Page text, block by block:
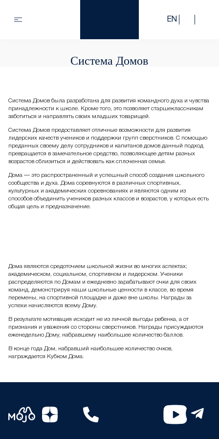
EN
Система Домов
Система Домов была разработана для развития командного духа и чувства
принадлежности к школе. Кроме того, это позволяет старшеклассникам
заботиться и направлять своих младших товарищей.
Система Домов предоставляет отличные возможности для развития
лидерских качеств учеников и поддержки групп сверстников. С помощью
преданных своему делу сотрудников и капитанов домов данный подход
превращается в замечательное средство, позволяющее детям разных
возрастов сблизиться и действовать как сплоченная семья.
Дома — это распространенный и успешный способ создания школьного
сообщества и духа. Дома соревнуются в различных спортивных,
культурных и академических соревнованиях и являются одним из
способов объединить учеников разных классов и возрастов, у которых есть
общая цель и предназначение.
Дома являются средоточием школьной жизни во многих аспектах;
академическом, социальном, спортивном и лидерском. Ученики
распределяются по Домам и ежедневно зарабатывают очки для своих
команд, демонстрируя наши школьные ценности в классе, во время
перемены, на спортивной площадке и даже вне школы. Награды за
успехи начисляются всему Дому.
В результате мотивация исходит не из личной выгоды ребенка, а от
признания и уважения со стороны сверстников. Награды присуждаются
еженедельно Дому, набравшему наибольшее количество баллов.
В конце года Дом, набравший наибольшее количество очков,
награждается Кубком Дома.